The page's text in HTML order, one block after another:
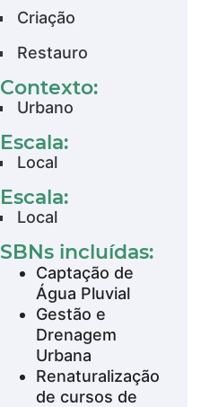
Criação
Restauro
Contexto:
Urbano
Escala:
Local
Escala:
Local
SBNs incluídas:
Captação de
Água Pluvial
Gestão e
Drenagem
Urbana
Renaturalização
de cursos de